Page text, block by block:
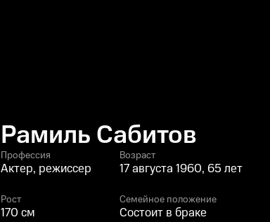
Рамиль Сабитов
Профессия
Актер, режиссер
Возраст
17 августа 1960, 65 лет
Рост
170 см
Семейное положение
Состоит в браке